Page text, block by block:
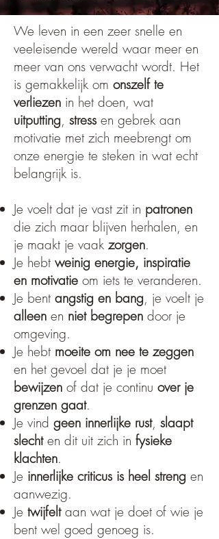
We leven in een zeer snelle en
veeleisende wereld waar meer en
meer van ons verwacht wordt. Het
is gemakkelijk om onszelf te
verliezen in het doen, wat
uitputting, stressen gebrek aan
motivatie met zich meebrengt om
onze energie te steken in wat echt
belangrijk is.
Je voelt dat je vast zit in patronen
die zich maar blijven herhalen, en
je maakt je vaak zorgen.
Je hebt weinig energie, inspiratie
en motivatie om iets te veranderen.
Je bent angstig en bang, je voelt je
alleen en niet begrepen door je
omgeving.
Je hebt moeite om nee te zeggen
en het gevoel dat je je moet
bewijzen of dat je continu over je
grenzen gaat.
Je vind geen innerlijke rust, slaapt
slechten dit uit zich in fysieke
klachten.
Je innerlijke criticus is heel streng en
aanwezig.
Je twijfeltaan wat je doet of wie je
bent wel goed genoeg is.